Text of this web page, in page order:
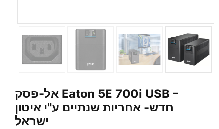
אל-פסק Eaton 5E 700i USB –
חדש- אחריות שנתיים ע"י איטון
ישראל